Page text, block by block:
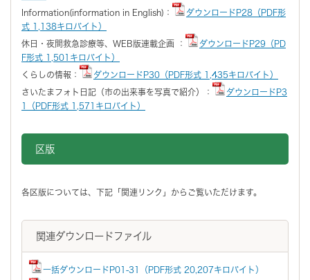
Information(information in English)：
ダウンロードP28（PDF形
式 1,138キロバイト）
休日・夜間救急診療等、WEB版連載企画 ：
ダウンロードP29（PD
F形式 1,501キロバイト）
くらしの情報： ダウンロードP30（PDF形式 1,435キロバイト）
さいたまフォト日記（市の出来事を写真で紹介）：
ダウンロードP3
1（PDF形式 1,571キロバイト）
区版
各区版については、下記「関連リンク」からご覧いただけます。
関連ダウンロードファイル
一括ダウンロードP01-31（PDF形式 20,207キロバイト）